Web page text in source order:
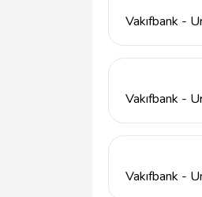
Vakıfbank -
Vakıfbank -
Vakıfbank -